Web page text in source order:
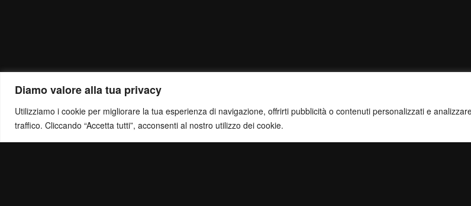
Diamo valore alla tua privacy
Utilizziamo i cookie per migliorare la tua esperienza di navigazione, offrirti pubblicità o contenuti personalizzati e
traffico. Cliccando “Accetta tutti”, acconsenti al nostro utilizzo dei cookie.